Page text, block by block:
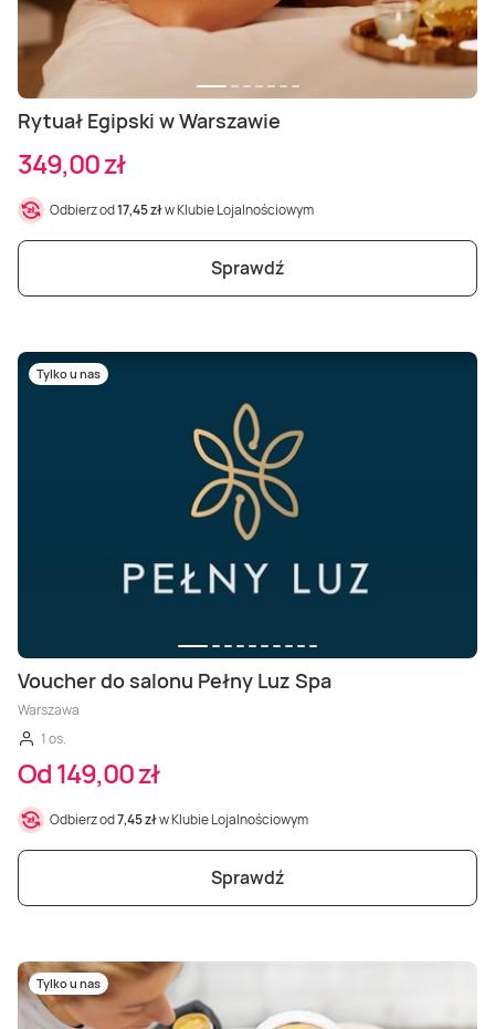
Rytuał Egipski w Warszawie
349,00 zł
Odbierz od17,45 złw Klubie Lojalnościowym
Sprawdź
Tylko u nas
Voucher do salonu Pełny Luz Spa
Warszawa
1 os.
Od 149,00 zł
Odbierz od7,45 złw Klubie Lojalnościowym
Sprawdź
Tylko u nas